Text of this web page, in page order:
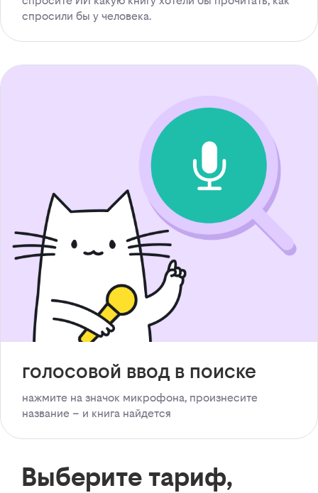
спросили бы у человека.
голосовой ввод в поиске
нажмите на значок микрофона, произнесите
название – и книга найдется
Выберите тариф,